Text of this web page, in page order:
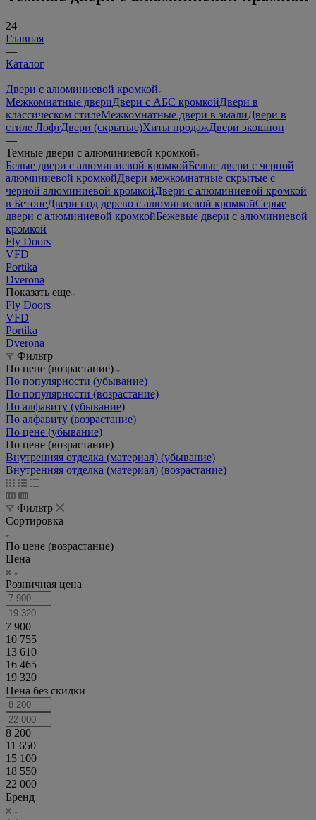
24
Главная
—
Каталог
—
Двери с алюминиевой кромкой
Межкомнатные двериДвери с АБС кромкойДвери в
классическом стилеМежкомнатные двери в эмалиДвери в
стиле ЛофтДвери (скрытые)Хиты продажДвери экошпон
—
Темные двери с алюминиевой кромкой
Белые двери с алюминиевой кромкойБелые двери с черной
алюминиевой кромкойДвери межкомнатные скрытые с
черной алюминиевой кромкойДвери с алюминиевой кромкой
в БетонеДвери под дерево с алюминиевой кромкойСерые
двери с алюминиевой кромкойБежевые двери с алюминиевой
кромкой
Fly Doors
VFD
Portika
Dverona
Показать еще
Fly Doors
VFD
Portika
Dverona
Фильтр
По цене (возрастание)
По популярности (убывание)
По популярности (возрастание)
По алфавиту (убывание)
По алфавиту (возрастание)
По цене (убывание)
По цене (возрастание)
Внутренняя отделка (материал) (убывание)
Внутренняя отделка (материал) (возрастание)
Фильтр
Сортировка
По цене (возрастание)
Цена
Розничная цена
7 900
10 755
13 610
16 465
19 320
Цена без скидки
8 200
11 650
15 100
18 550
22 000
Бренд